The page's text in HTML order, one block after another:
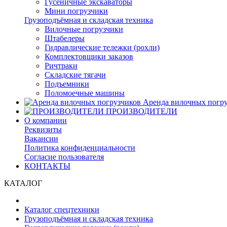
Гусеничные экскаваторы
Мини погрузчики
Грузоподъёмная и складская техника
Вилочные погрузчики
Штабелеры
Гидравлические тележки (рохли)
Комплектовщики заказов
Ричтраки
Складские тягачи
Подъемники
Поломоечные машины
Аренда вилочных
ПРОИЗВОДИТЕЛИ
О компании
Реквизиты
Вакансии
Политика конфиденциальности
Согласие пользователя
КОНТАКТЫ
КАТАЛОГ
Каталог спецтехники
Грузоподъёмная и складская техника